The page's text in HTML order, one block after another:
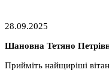
28.09.2025
Шановна Тетяно
Прийміть найщиріші